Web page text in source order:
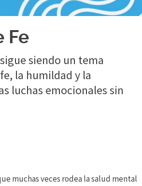
Fe
siendo un tema
la humildad y la
luchas emocionales sin
muchas veces rodea la salud mental